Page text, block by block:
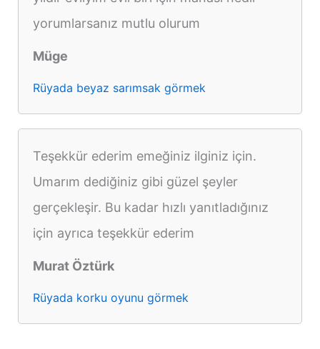
yorumlarsanız mutlu olurum
Müge
Rüyada beyaz sarımsak görmek
Teşekkür ederim emeğiniz ilginiz için.
Umarım dediğiniz gibi güzel şeyler
gerçekleşir. Bu kadar hızlı yanıtladığınız
için ayrıca teşekkür ederim
Murat Öztürk
Rüyada korku oyunu görmek